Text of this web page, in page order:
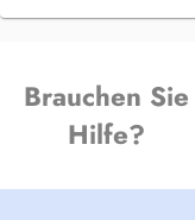
Brauchen Sie
Hilfe?